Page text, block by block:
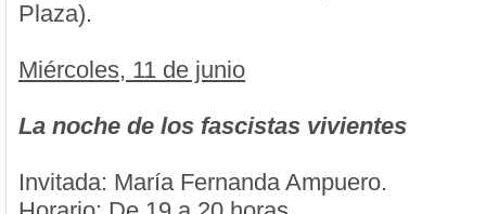
Plaza).
Miércoles, 11 de junio
La noche de los fascistas vivientes
Invitada: María Fernanda Ampuero.